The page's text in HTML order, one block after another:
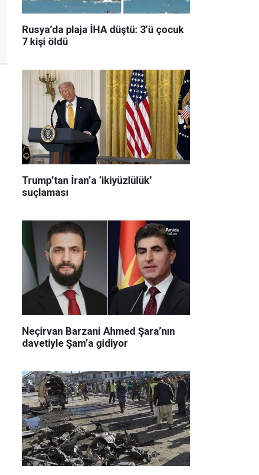
Rusya’da plaja İHA düştü: 3’ü çocuk
7 kişi öldü
Trump’tan İran’a ‘ikiyüzlülük’
suçlaması
Neçirvan Barzani Ahmed Şara’nın
davetiyle Şam’a gidiyor